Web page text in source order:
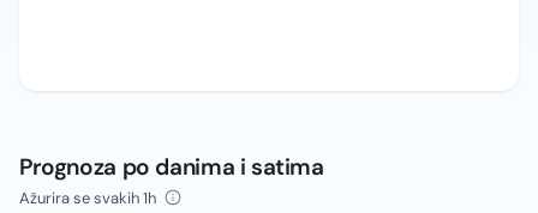
Prognoza po danima i satima
Ažurira se svakih 1h